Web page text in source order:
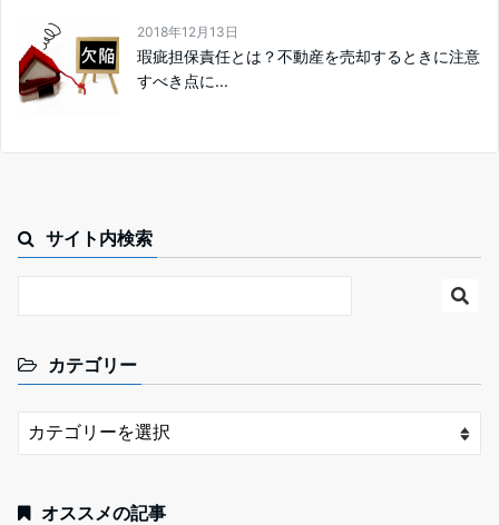
2018年12月13日
瑕疵担保責任とは？不動産を売却するときに注意
すべき点に...
サイト内検索
カテゴリー
オススメの記事